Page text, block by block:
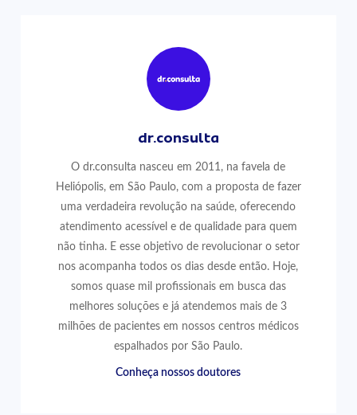
dr.consulta
O dr.consulta nasceu em 2011, na favela de
Heliópolis, em São Paulo, com a proposta de fazer
uma verdadeira revolução na saúde, oferecendo
atendimento acessível e de qualidade para quem
não tinha. E esse objetivo de revolucionar o setor
nos acompanha todos os dias desde então. Hoje,
somos quase mil profissionais em busca das
melhores soluções e já atendemos mais de 3
milhões de pacientes em nossos centros médicos
espalhados por São Paulo.
Conheça nossos doutores